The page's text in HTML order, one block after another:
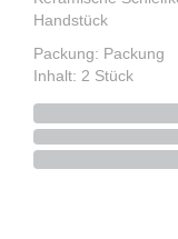
Handstück
Packung: Packung
Inhalt: 2 Stück